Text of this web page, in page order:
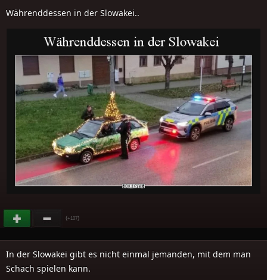
Währenddessen in der Slowakei..
(+107)
In der Slowakei gibt es nicht einmal jemanden, mit dem man
Schach spielen kann.